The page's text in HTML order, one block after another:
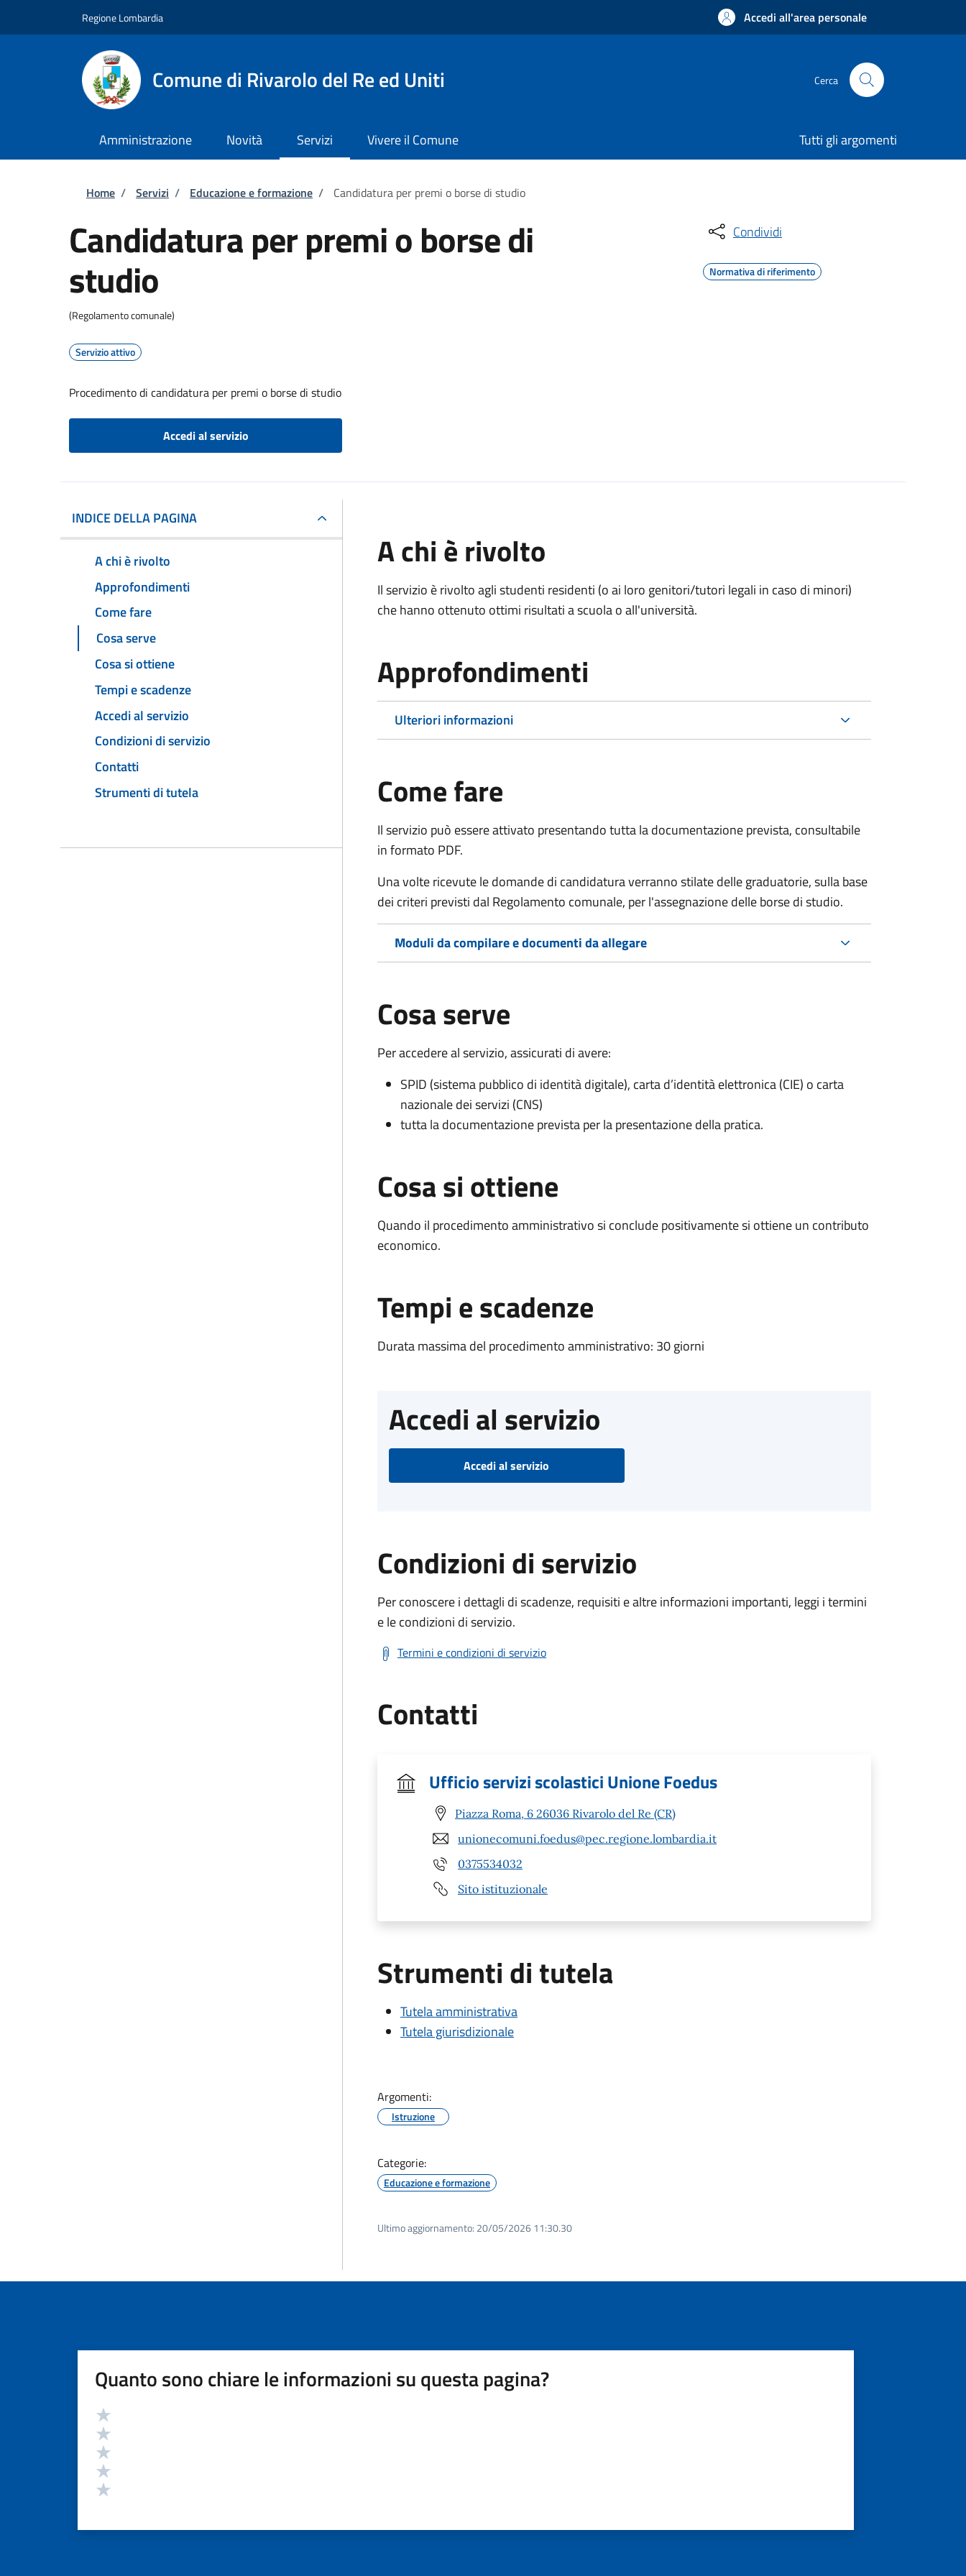
Regione Lombardia Accedi all'area personale
Comune di Rivarolo del Re ed Uniti Cerca
Amministrazione Novità Servizi Vivere il Comune Tutti gli argomenti
Briciole di pane
Home / Servizi / Educazione e formazione / Candidatura per premi o borse di studio
Candidatura per premi o borse di
studio
(Regolamento comunale)
Servizio attivo
Procedimento di candidatura per premi o borse di studio
Accedi al servizio
Condividi
Normativa di riferimento
INDICE DELLA PAGINA
A chi è rivolto
Approfondimenti
Come fare
Cosa serve
Cosa si ottiene
Tempi e scadenze
Accedi al servizio
Condizioni di servizio
Contatti
Strumenti di tutela
A chi è rivolto
Il servizio è rivolto agli studenti residenti (o ai loro genitori/tutori legali in caso di minori)
che hanno ottenuto ottimi risultati a scuola o all'università.
Approfondimenti
Ulteriori informazioni
Come fare
Il servizio può essere attivato presentando tutta la documentazione prevista, consultabile
in formato PDF.
Una volte ricevute le domande di candidatura verranno stilate delle graduatorie, sulla base
dei criteri previsti dal Regolamento comunale, per l'assegnazione delle borse di studio.
Moduli da compilare e documenti da allegare
Cosa serve
Per accedere al servizio, assicurati di avere:
SPID (sistema pubblico di identità digitale), carta d’identità elettronica (CIE) o carta
nazionale dei servizi (CNS)
tutta la documentazione prevista per la presentazione della pratica.
Cosa si ottiene
Quando il procedimento amministrativo si conclude positivamente si ottiene un contributo
economico.
Tempi e scadenze
Durata massima del procedimento amministrativo: 30 giorni
Accedi al servizio
Accedi al servizio
Condizioni di servizio
Per conoscere i dettagli di scadenze, requisiti e altre informazioni importanti, leggi i termini
e le condizioni di servizio.
Termini e condizioni di servizio
Contatti
Ufficio servizi scolastici Unione Foedus
Piazza Roma, 6 26036 Rivarolo del Re (CR)
unionecomuni.foedus@pec.regione.lombardia.it
0375534032
Sito istituzionale
Strumenti di tutela
Tutela amministrativa
Tutela giurisdizionale
Argomenti:
Istruzione
Categorie:
Educazione e formazione
Ultimo aggiornamento: 20/05/2026 11:30.30
Quanto sono chiare le informazioni su questa pagina?
Valutazione